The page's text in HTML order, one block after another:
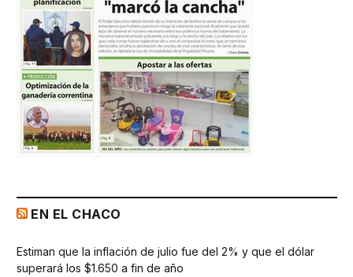
EN EL CHACO
Estiman que la inflación de julio fue del 2% y que el dólar
superará los $1.650 a fin de año